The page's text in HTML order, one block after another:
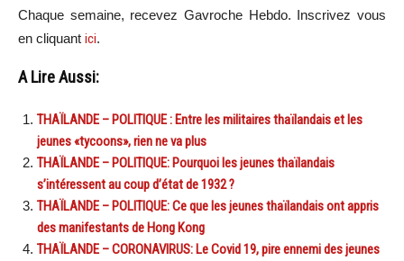
Chaque semaine, recevez Gavroche Hebdo. Inscrivez vous
en cliquant ici.
A Lire Aussi:
THAÏLANDE – POLITIQUE : Entre les militaires thaïlandais et les
jeunes «tycoons», rien ne va plus
THAÏLANDE – POLITIQUE: Pourquoi les jeunes thaïlandais
s’intéressent au coup d’état de 1932 ?
THAÏLANDE – POLITIQUE: Ce que les jeunes thaïlandais ont appris
des manifestants de Hong Kong
THAÏLANDE – CORONAVIRUS: Le Covid 19, pire ennemi des jeunes